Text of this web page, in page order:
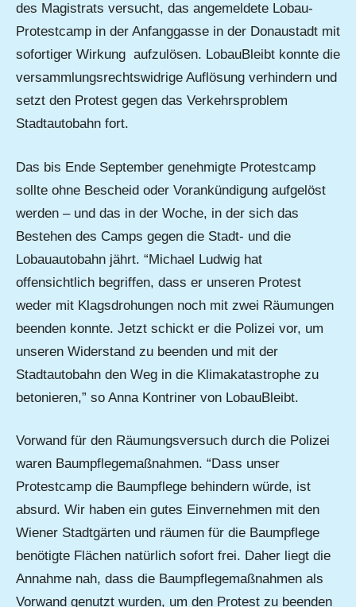
des Magistrats versucht, das angemeldete Lobau-
Protestcamp in der Anfanggasse in der Donaustadt mit
sofortiger Wirkung aufzulösen. LobauBleibt konnte die
versammlungsrechtswidrige Auflösung verhindern und
setzt den Protest gegen das Verkehrsproblem
Stadtautobahn fort.
Das bis Ende September genehmigte Protestcamp
sollte ohne Bescheid oder Vorankündigung aufgelöst
werden – und das in der Woche, in der sich das
Bestehen des Camps gegen die Stadt- und die
Lobauautobahn jährt. “Michael Ludwig hat
offensichtlich begriffen, dass er unseren Protest
weder mit Klagsdrohungen noch mit zwei Räumungen
beenden konnte. Jetzt schickt er die Polizei vor, um
unseren Widerstand zu beenden und mit der
Stadtautobahn den Weg in die Klimakatastrophe zu
betonieren,” so Anna Kontriner von LobauBleibt.
Vorwand für den Räumungsversuch durch die Polizei
waren Baumpflegemaßnahmen. “Dass unser
Protestcamp die Baumpflege behindern würde, ist
absurd. Wir haben ein gutes Einvernehmen mit den
Wiener Stadtgärten und räumen für die Baumpflege
benötigte Flächen natürlich sofort frei. Daher liegt die
Annahme nah, dass die Baumpflegemaßnahmen als
Vorwand genutzt wurden, um den Protest zu beenden